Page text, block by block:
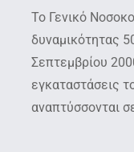
Το Γενικό
δυναμικότητας
Σεπτεμβρίου
εγκαταστάσεις
αναπτύσσονται